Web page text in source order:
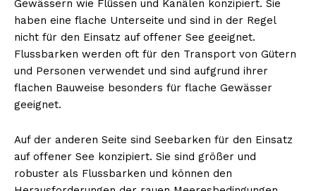
Gewässern wie Flüssen und Kanälen konzipiert. Sie
haben eine flache Unterseite und sind in der Regel
nicht für den Einsatz auf offener See geeignet.
Flussbarken werden oft für den Transport von Gütern
und Personen verwendet und sind aufgrund ihrer
flachen Bauweise besonders für flache Gewässer
geeignet.
Auf der anderen Seite sind Seebarken für den Einsatz
auf offener See konzipiert. Sie sind größer und
robuster als Flussbarken und können den